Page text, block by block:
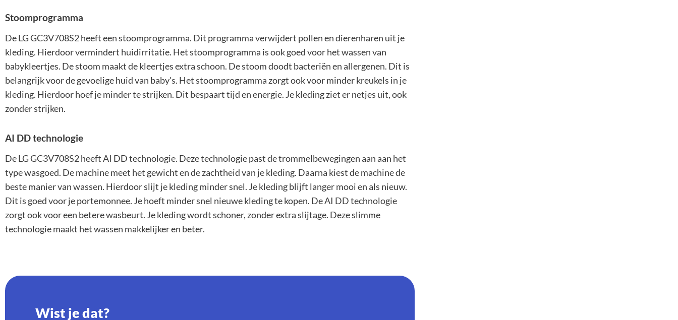
Stoomprogramma
De LG GC3V708S2 heeft een stoomprogramma. Dit programma verwijdert pollen en dierenharen uit je
kleding. Hierdoor vermindert huidirritatie. Het stoomprogramma is ook goed voor het wassen van
babykleertjes. De stoom maakt de kleertjes extra schoon. De stoom doodt bacteriën en allergenen. Dit is
belangrijk voor de gevoelige huid van baby's. Het stoomprogramma zorgt ook voor minder kreukels in je
kleding. Hierdoor hoef je minder te strijken. Dit bespaart tijd en energie. Je kleding ziet er netjes uit, ook
zonder strijken.
AI DD technologie
De LG GC3V708S2 heeft AI DD technologie. Deze technologie past de trommelbewegingen aan aan het
type wasgoed. De machine meet het gewicht en de zachtheid van je kleding. Daarna kiest de machine de
beste manier van wassen. Hierdoor slijt je kleding minder snel. Je kleding blijft langer mooi en als nieuw.
Dit is goed voor je portemonnee. Je hoeft minder snel nieuwe kleding te kopen. De AI DD technologie
zorgt ook voor een betere wasbeurt. Je kleding wordt schoner, zonder extra slijtage. Deze slimme
technologie maakt het wassen makkelijker en beter.
Wist je dat?